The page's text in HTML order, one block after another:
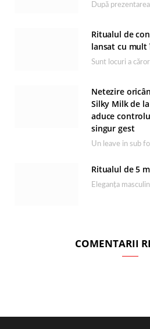
Ritualul de
lansat cu
Netezire
Silky Milk de
aduce
singur gest
Ritualul de 5
COMENTARII